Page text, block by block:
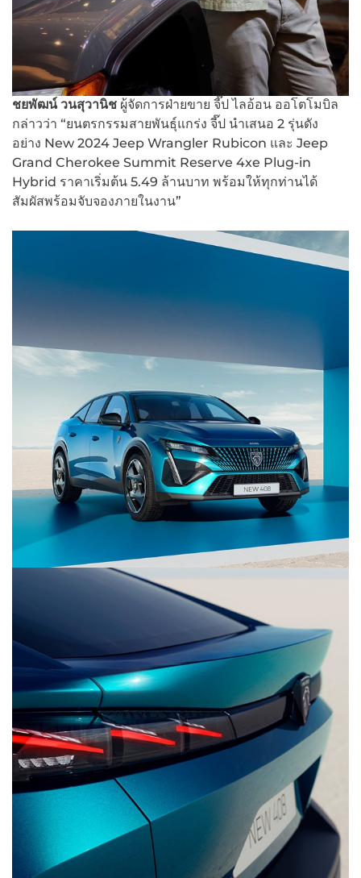
ชยพัฒน์ วนสุวานิช ผู้จัดการฝ่ายขาย จี๊ป ไลอ้อน ออโตโมบิล
กล่าวว่า “ยนตรกรรมสายพันธุ์แกร่ง จี๊ป นำเสนอ 2 รุ่นดัง
อย่าง New 2024 Jeep Wrangler Rubicon และ Jeep
Grand Cherokee Summit Reserve 4xe Plug-in
Hybrid ราคาเริ่มต้น 5.49 ล้านบาท พร้อมให้ทุกท่านได้
สัมผัสพร้อมจับจองภายในงาน”